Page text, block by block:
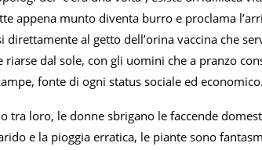
appena munto diventa burro e proclama
direttamente al getto dell’orina vaccina che
riarse dal sole, con gli uomini che a pranzo
fonte di ogni status sociale ed economico.
tra loro, le donne sbrigano le faccende
e la pioggia erratica, le piante sono